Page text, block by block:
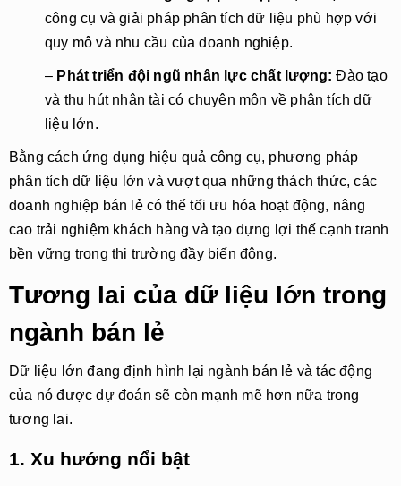
công cụ và giải pháp phân tích dữ liệu phù hợp với
quy mô và nhu cầu của doanh nghiệp.
– Phát triển đội ngũ nhân lực chất lượng: Đào tạo
và thu hút nhân tài có chuyên môn về phân tích dữ
liệu lớn.
Bằng cách ứng dụng hiệu quả công cụ, phương pháp
phân tích dữ liệu lớn và vượt qua những thách thức, các
doanh nghiệp bán lẻ có thể tối ưu hóa hoạt động, nâng
cao trải nghiệm khách hàng và tạo dựng lợi thế cạnh tranh
bền vững trong thị trường đầy biến động.
Tương lai của dữ liệu lớn trong
ngành bán lẻ
Dữ liệu lớn đang định hình lại ngành bán lẻ và tác động
của nó được dự đoán sẽ còn mạnh mẽ hơn nữa trong
tương lai.
1. Xu hướng nổi bật